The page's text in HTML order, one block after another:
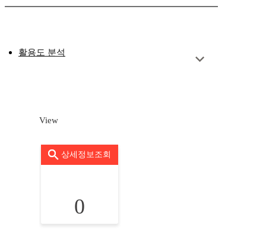
활용도 분석
View
상세정보조회
0